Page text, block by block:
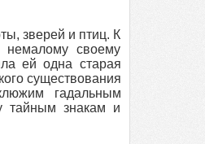
зверей и птиц. К
своему
ей одна старая
существования
гадальным
тайным знакам и